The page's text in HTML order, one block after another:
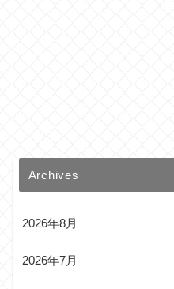
Archives
2026年8月
2026年7月